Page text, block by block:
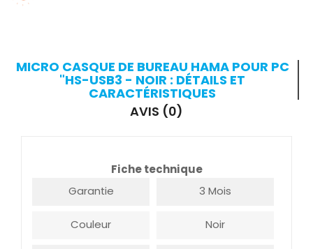
MICRO CASQUE DE BUREAU HAMA POUR PC
"HS-USB3 - NOIR : DÉTAILS ET
CARACTÉRISTIQUES
AVIS (0)
Fiche technique
Garantie
3 Mois
Couleur Noir